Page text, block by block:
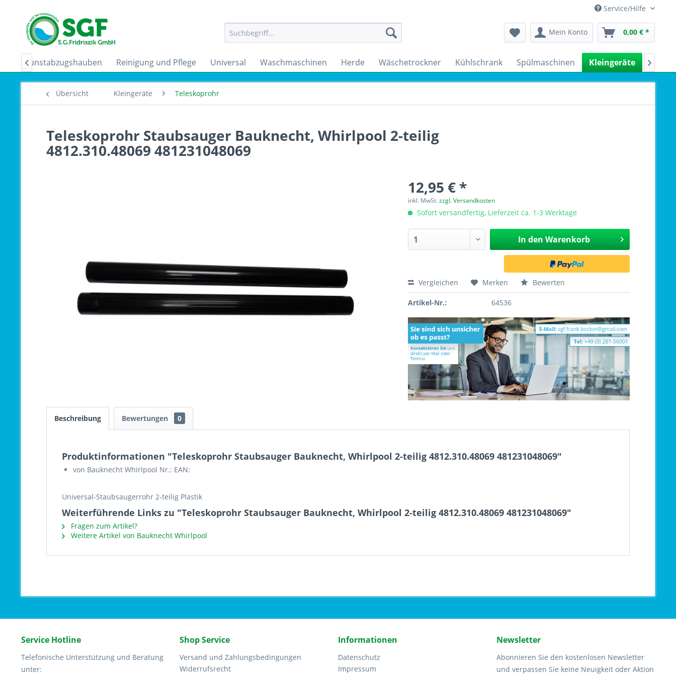
Service/Hilfe
Mein Konto 0,00 € *
Dunstabzugshauben Reinigung und Pflege Universal Waschmaschinen Herde Wäschetrockner Kühlschrank Spülmaschinen Kleingeräte Sale
 
Übersicht Kleingeräte Teleskoprohr
Teleskoprohr Staubsauger Bauknecht, Whirlpool 2-teilig
4812.310.48069 481231048069
12,95 € *
inkl. MwSt.zzgl. Versandkosten
Sofort versandfertig, Lieferzeit ca. 1-3 Werktage
In den Warenkorb
Vergleichen Merken Bewerten
Artikel-Nr.: 64536
Beschreibung Bewertungen 0
Produktinformationen "Teleskoprohr Staubsauger Bauknecht, Whirlpool 2-teilig 4812.310.48069 481231048069"
von Bauknecht Whirlpool Nr.: EAN:
Universal-Staubsaugerrohr 2-teilig Plastik
Weiterführende Links zu "Teleskoprohr Staubsauger Bauknecht, Whirlpool 2-teilig 4812.310.48069 481231048069"
Fragen zum Artikel?
Weitere Artikel von Bauknecht Whirlpool
Service Hotline
Telefonische Unterstützung und Beratung
unter:
Shop Service
Versand und Zahlungsbedingungen
Widerrufsrecht
Informationen
Datenschutz
Impressum
Newsletter
Abonnieren Sie den kostenlosen Newsletter
und verpassen Sie keine Neuigkeit oder Aktion